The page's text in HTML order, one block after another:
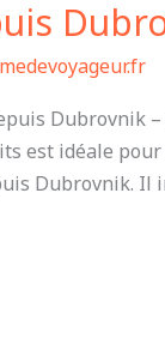
Dubrovnik
est idéale
Dubrovnik. Il